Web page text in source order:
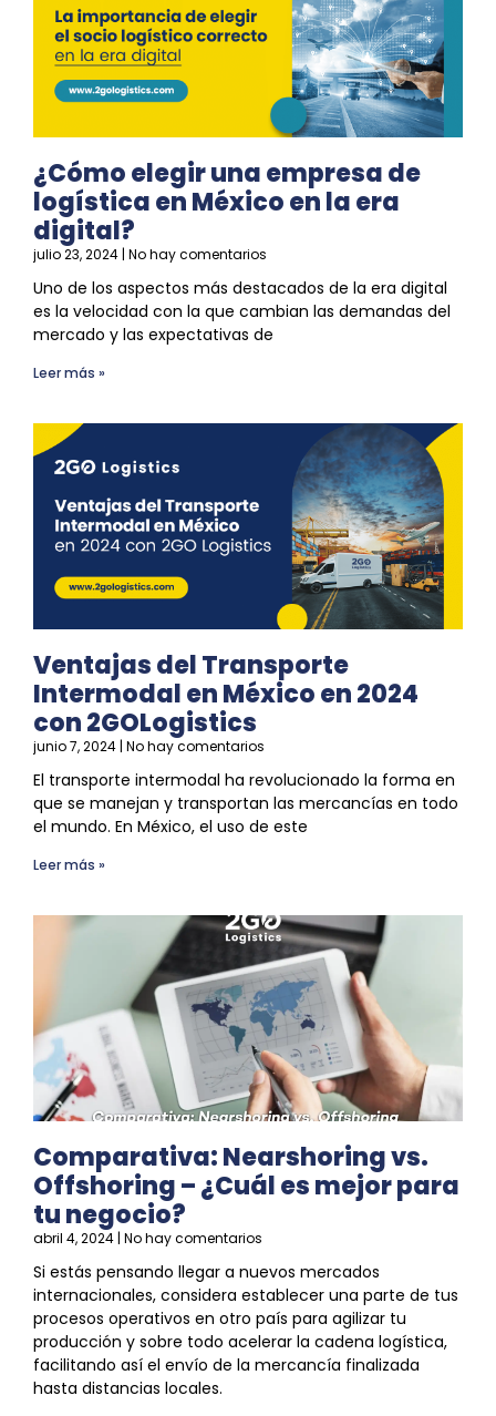
¿Cómo elegir una empresa de
logística en México en la era
digital?
julio 23, 2024 No hay comentarios
Uno de los aspectos más destacados de la era digital
es la velocidad con la que cambian las demandas del
mercado y las expectativas de
Leer más »
Ventajas del Transporte
Intermodal en México en 2024
con 2GOLogistics
junio 7, 2024 No hay comentarios
El transporte intermodal ha revolucionado la forma en
que se manejan y transportan las mercancías en todo
el mundo. En México, el uso de este
Leer más »
Comparativa: Nearshoring vs.
Offshoring – ¿Cuál es mejor para
tu negocio?
abril 4, 2024 No hay comentarios
Si estás pensando llegar a nuevos mercados
internacionales, considera establecer una parte de tus
procesos operativos en otro país para agilizar tu
producción y sobre todo acelerar la cadena logística,
facilitando así el envío de la mercancía finalizada
hasta distancias locales.